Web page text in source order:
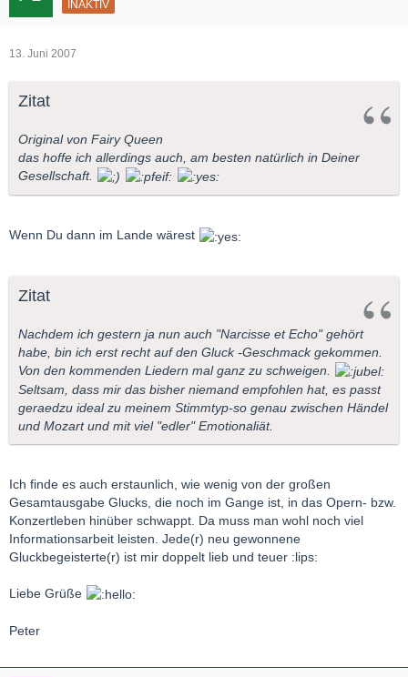
INAKTIV
13. Juni 2007
Zitat
Original von Fairy Queen
das hoffe ich allerdings auch, am besten natürlich in Deiner
Gesellschaft.
Wenn Du dann im Lande wärest
Zitat
Nachdem ich gestern ja nun auch "Narcisse et Echo" gehört
habe, bin ich erst recht auf den Gluck -Geschmack gekommen.
Von den kommenden Liedern mal ganz zu schweigen.
Seltsam, dass mir das bisher niemand empfohlen hat, es passt
geraedzu ideal zu meinem Stimmtyp-so genau zwischen Händel
und Mozart und mit viel "edler" Emotionaliät.
Ich finde es auch erstaunlich, wie wenig von der großen
Gesamtausgabe Glucks, die noch im Gange ist, in das Opern- bzw.
Konzertleben hinüber schwappt. Da muss man wohl noch viel
Informationsarbeit leisten. Jede(r) neu gewonnene
Gluckbegeisterte(r) ist mir doppelt lieb und teuer :lips:
Liebe Grüße
Peter